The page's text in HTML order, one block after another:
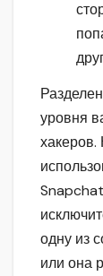
уровня
одну из
или она